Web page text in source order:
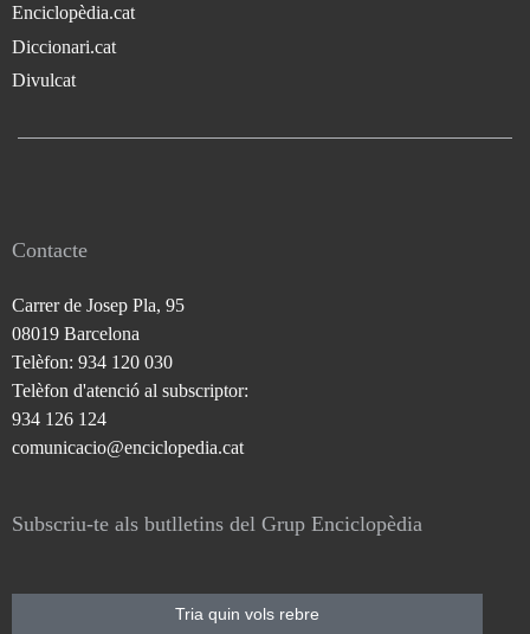
Enciclopèdia.cat
Diccionari.cat
Divulcat
Contacte
Carrer de Josep Pla, 95
08019 Barcelona
Telèfon: 934 120 030
Telèfon d'atenció al subscriptor:
934 126 124
comunicacio@enciclopedia.cat
Subscriu-te als butlletins del Grup Enciclopèdia
Tria quin vols rebre